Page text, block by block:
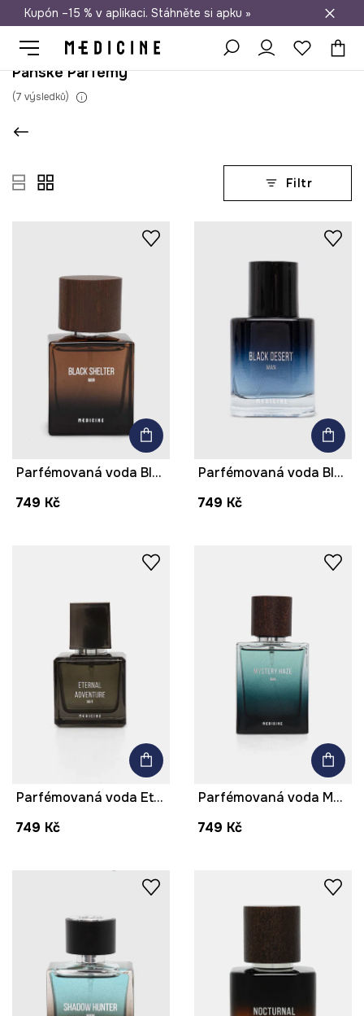
Doprava zdarma při nákupu nad 1 200 Kč
Kupón –15 % v aplikaci. Stáhněte si apku »
Pánské Parfémy
(7 výsledků)
Filtr
Parfémovaná voda Black Shelter 50 ml
749 Kč
Parfémovaná voda Black Desert 50 ml
749 Kč
Parfémovaná voda Eternal Adventure 50 ml černá barva
749 Kč
Parfémovaná voda Mystery Haze více barev
749 Kč